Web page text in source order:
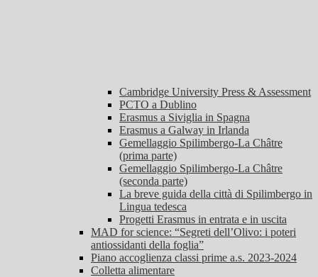
Cambridge University Press & Assessment
PCTO a Dublino
Erasmus a Siviglia in Spagna
Erasmus a Galway in Irlanda
Gemellaggio Spilimbergo-La Châtre
(prima parte)
Gemellaggio Spilimbergo-La Châtre
(seconda parte)
La breve guida della città di Spilimbergo in
Lingua tedesca
Progetti Erasmus in entrata e in uscita
MAD for science: “Segreti dell’Olivo: i poteri
antiossidanti della foglia”
Piano accoglienza classi prime a.s. 2023-2024
Colletta alimentare